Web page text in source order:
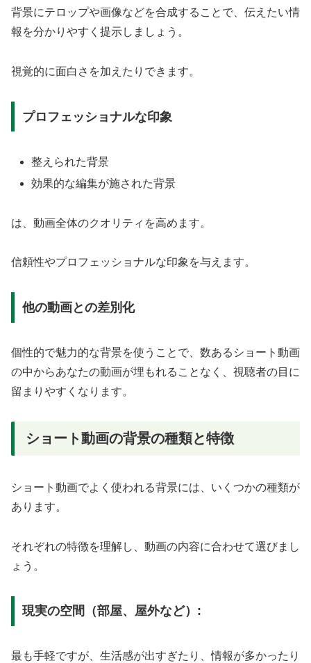
背景にテロップや画像などを合成することで、伝えたい情
報を分かりやすく提示しましょう。
視覚的に面白さを加えたりできます。
プロフェッショナルな印象
整えられた背景
効果的な編集が施された背景
は、動画全体のクオリティを高めます。
信頼性やプロフェッショナルな印象を与えます。
他の動画との差別化
個性的で魅力的な背景を使うことで、数あるショート動画
の中からあなたの動画が埋もれることなく、視聴者の目に
留まりやすくなります。
ショート動画の背景の種類と特徴
ショート動画でよく使われる背景には、いくつかの種類が
あります。
それぞれの特徴を理解し、動画の内容に合わせて選びまし
ょう。
現実の空間（部屋、屋外など）:
最も手軽ですが、生活感が出すぎたり、情報が多かったり